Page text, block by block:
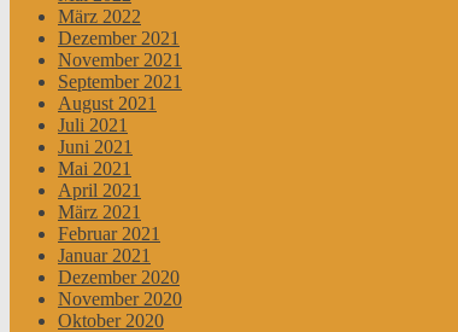
März 2022
Dezember 2021
November 2021
September 2021
August 2021
Juli 2021
Juni 2021
Mai 2021
April 2021
März 2021
Februar 2021
Januar 2021
Dezember 2020
November 2020
Oktober 2020